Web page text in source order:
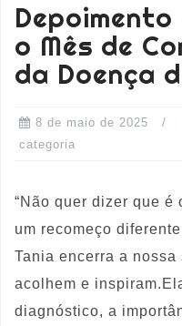
o Mês de
da Doença
8 de maio de 2025
categoria
“Não quer dizer que
um recomeço
Tania encerra a
acolhem e
diagnóstico, a